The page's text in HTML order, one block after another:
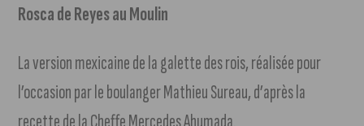
Rosca de Reyes au Moulin
La version mexicaine de la galette des rois, réalisée pour
l’occasion par le boulanger Mathieu Sureau, d’après la